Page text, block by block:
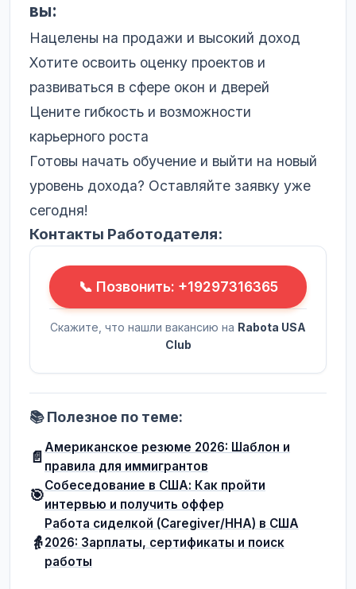
вы:
Нацелены на продажи и высокий доход
Хотите освоить оценку проектов и
развиваться в сфере окон и дверей
Цените гибкость и возможности
карьерного роста
Готовы начать обучение и выйти на новый
уровень дохода? Оставляйте заявку уже
сегодня!
Контакты Работодателя:
📞 Позвонить: +19297316365
Скажите, что нашли вакансию на Rabota USA
Club
📚 Полезное по теме:
📄
Американское резюме 2026: Шаблон и
правила для иммигрантов
🎯
Собеседование в США: Как пройти
интервью и получить оффер
👵
Работа сиделкой (Caregiver/HHA) в США
2026: Зарплаты, сертификаты и поиск
работы